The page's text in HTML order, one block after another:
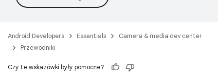
Android Developers Essentials
Camera & media dev center
Przewodniki
Czy te wskazówki były pomocne?